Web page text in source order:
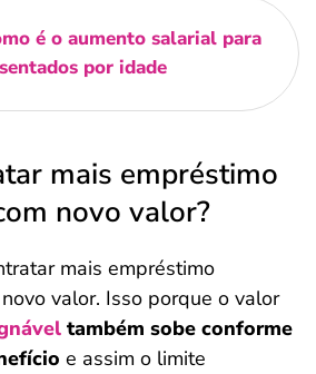
é o aumento salarial para
por idade
mais empréstimo
novo valor?
mais empréstimo
valor. Isso porque o valor
também sobe conforme
e assim o limite